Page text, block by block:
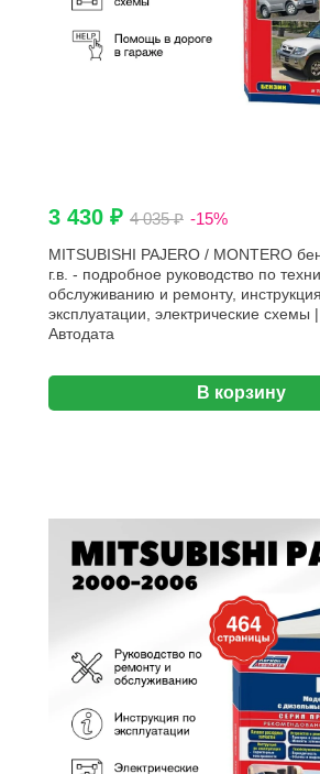
3 430 ₽ 4 035 ₽ -15%
MITSUBISHI PAJERO / MONTERO
г.в. - подробное руководство по
обслуживанию и ремонту,
эксплуатации, электрические схемы
Aвтодата
В корзину